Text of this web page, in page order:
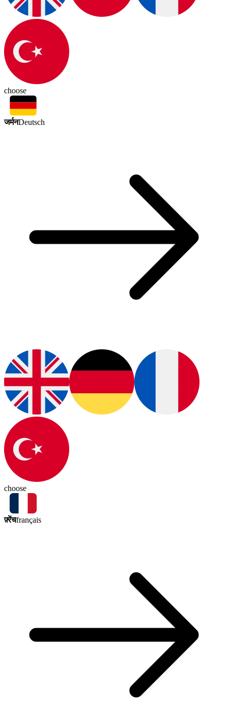
choose
जर्मनDeutsch
choose
फ़्रेंचfrançais